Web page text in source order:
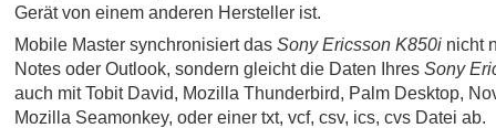
Gerät von einem anderen Hersteller ist.
Mobile Master synchronisiert das Sony Ericsson K850i nicht
Notes oder Outlook, sondern gleicht die Daten Ihres Sony
auch mit Tobit David, Mozilla Thunderbird, Palm Desktop,
Mozilla Seamonkey, oder einer txt, vcf, csv, ics, cvs Datei ab.